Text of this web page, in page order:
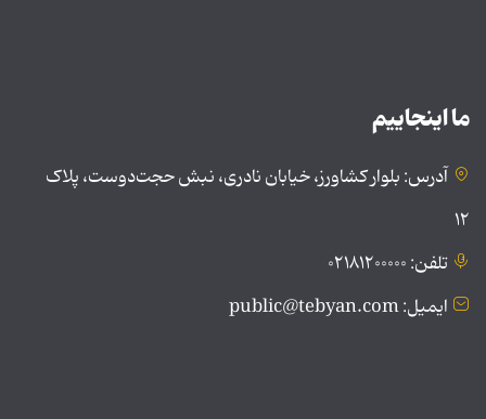
ما اینجاییم
آدرس: بلوار کشاورز، خیابان نادری، نبش حجت‌دوست، پلاک
۱۲
تلفن: ۰۲۱۸۱۲۰۰۰۰۰
ایمیل: public@tebyan.com